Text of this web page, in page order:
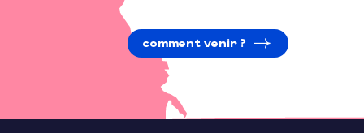
comment venir ?